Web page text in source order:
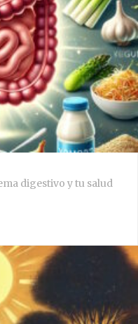
digestivo y tu salud